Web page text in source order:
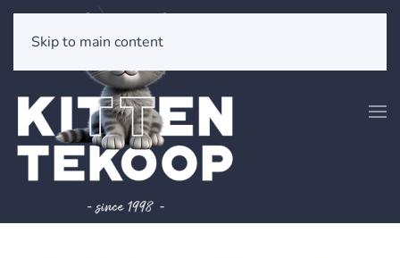
Skip to main content